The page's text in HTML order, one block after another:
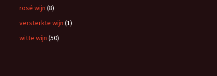
rosé wijn (8)
versterkte wijn (1)
witte wijn (50)